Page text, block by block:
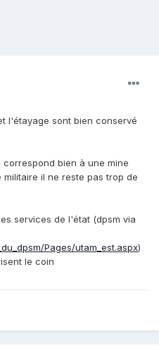
l'étayage sont bien conservé
bien à une mine
il ne reste pas trop de
services de l'état (dpsm via
Pages/utam_est.aspx)
le coin